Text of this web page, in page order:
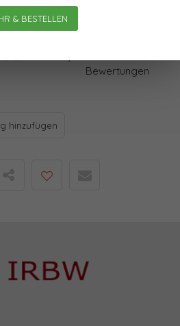
& BESTELLEN
Bewertungen
hinzufügen